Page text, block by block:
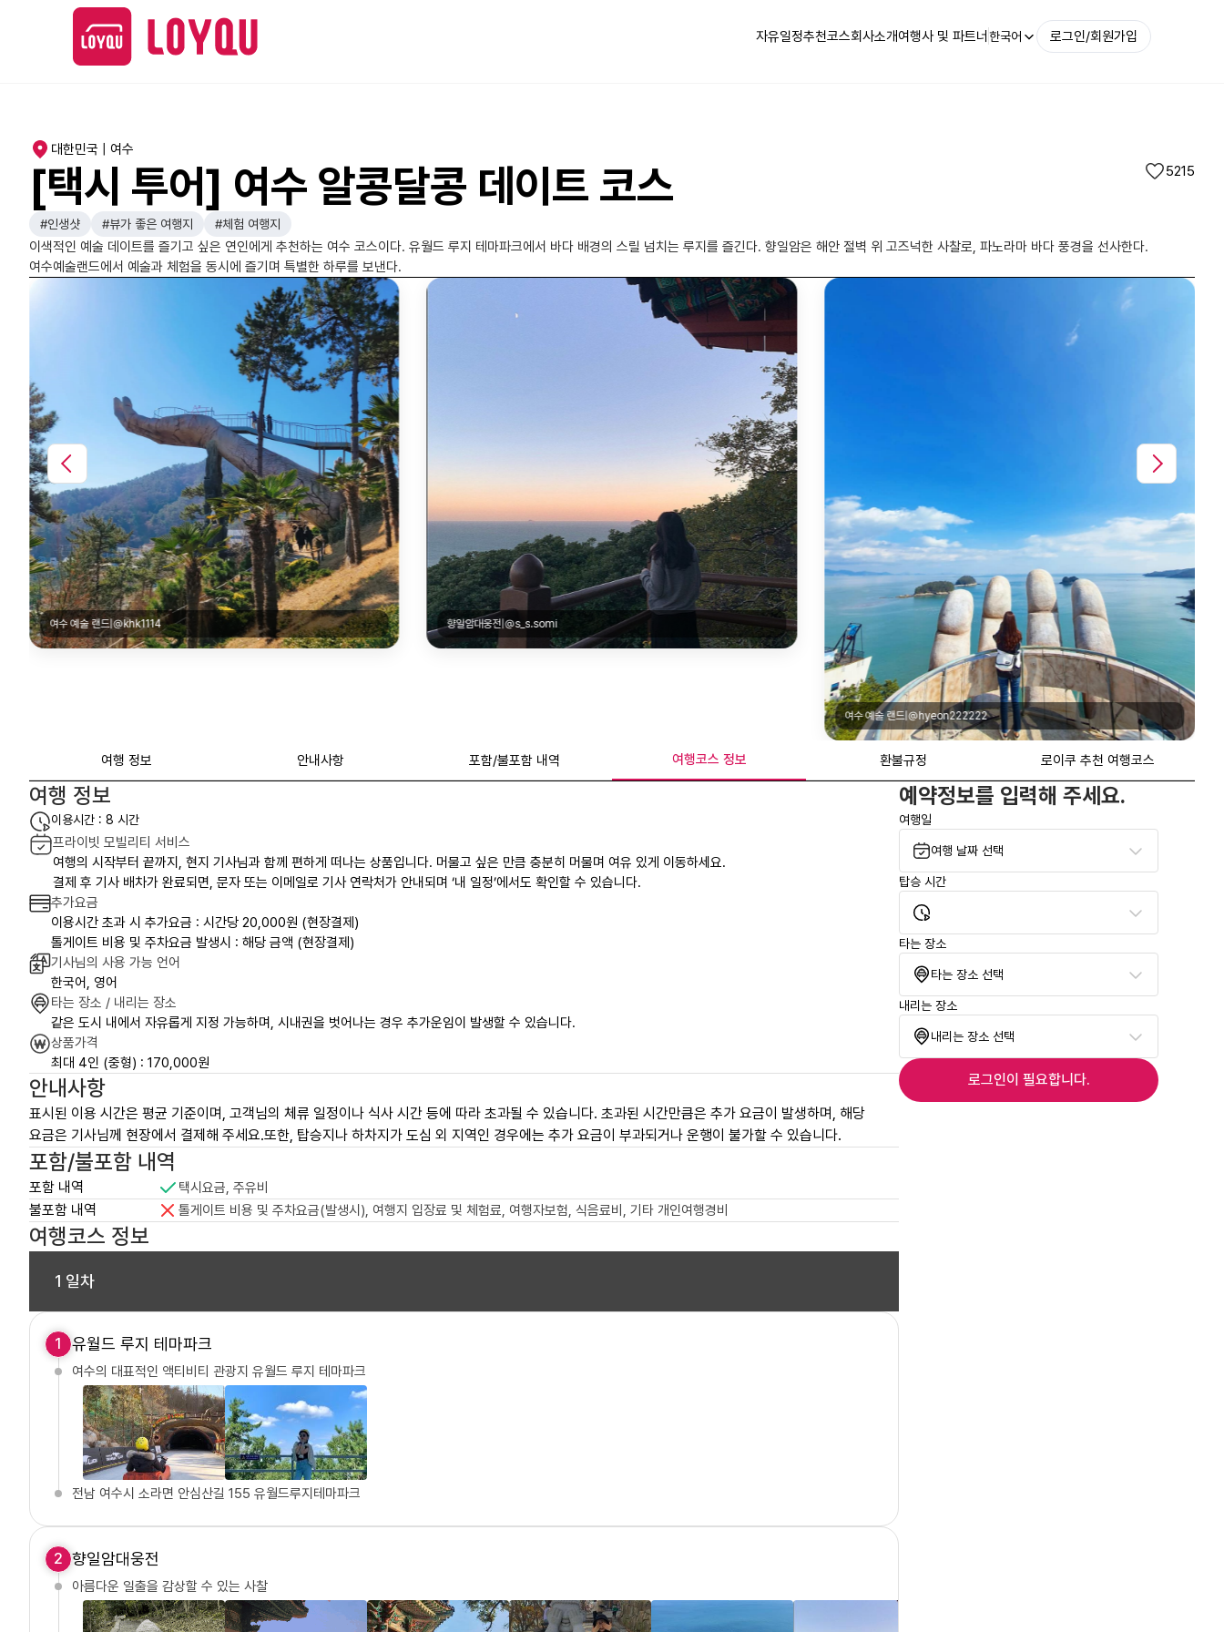
자유일정추천코스회사소개여행사 및 파트너 한국어 로그인/회원가입
대한민국 | 여수
[택시 투어] 여수 알콩달콩 데이트 코스 5215
#인생샷 #뷰가 좋은 여행지 #체험 여행지
이색적인 예술 데이트를 즐기고 싶은 연인에게 추천하는 여수 코스이다. 유월드 루지 테마파크에서 바다 배경의 스릴 넘치는 루지를 즐긴다. 향일암은 해안 절벽 위 고즈넉한 사찰로, 파노라마 바다 풍경을 선사한다.
여수예술랜드에서 예술과 체험을 동시에 즐기며 특별한 하루를 보낸다.
향일암대웅전|@s_s.somi
향일암대웅전|@zzl_ni
여행 정보 안내사항 포함/불포함 내역 여행코스 정보 환불규정 로이쿠 추천 여행코스
여행 정보
이용시간 : 8 시간
프라이빗 모빌리티 서비스
여행의 시작부터 끝까지, 현지 기사님과 함께 편하게 떠나는 상품입니다. 머물고 싶은 만큼 충분히 머물며 여유 있게 이동하세요.
결제 후 기사 배차가 완료되면, 문자 또는 이메일로 기사 연락처가 안내되며 ‘내 일정’에서도 확인할 수 있습니다.
추가요금
이용시간 초과 시 추가요금 : 시간당 20,000원 (현장결제)
톨게이트 비용 및 주차요금 발생시 : 해당 금액 (현장결제)
기사님의 사용 가능 언어
한국어, 영어
타는 장소 / 내리는 장소
같은 도시 내에서 자유롭게 지정 가능하며, 시내권을 벗어나는 경우 추가운임이 발생할 수 있습니다.
상품가격
최대 4인 (중형) : 170,000원
안내사항
표시된 이용 시간은 평균 기준이며, 고객님의 체류 일정이나 식사 시간 등에 따라 초과될 수 있습니다. 초과된 시간만큼은 추가 요금이 발생하며, 해당
요금은 기사님께 현장에서 결제해 주세요.또한, 탑승지나 하차지가 도심 외 지역인 경우에는 추가 요금이 부과되거나 운행이 불가할 수 있습니다.
포함/불포함 내역
포함 내역 택시요금, 주유비
불포함 내역 톨게이트 비용 및 주차요금(발생시), 여행지 입장료 및 체험료, 여행자보험, 식음료비, 기타 개인여행경비
여행코스 정보
1 일차
1 유월드 루지 테마파크
여수의 대표적인 액티비티 관광지 유월드 루지 테마파크
전남 여수시 소라면 안심산길 155 유월드루지테마파크
2 향일암대웅전
아름다운 일출을 감상할 수 있는 사찰
예약정보를 입력해 주세요.
여행일
여행 날짜 선택
탑승 시간
타는 장소
타는 장소 선택
내리는 장소
내리는 장소 선택
로그인이 필요합니다.